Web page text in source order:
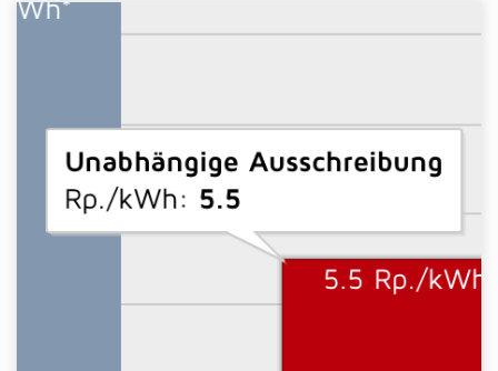
STROMPREISVERGLEICH
Webseite